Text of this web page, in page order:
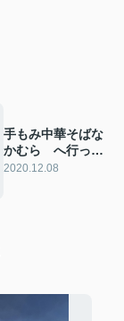
手もみ中華そばな
かむら へ行って
きました。
2020.12.08